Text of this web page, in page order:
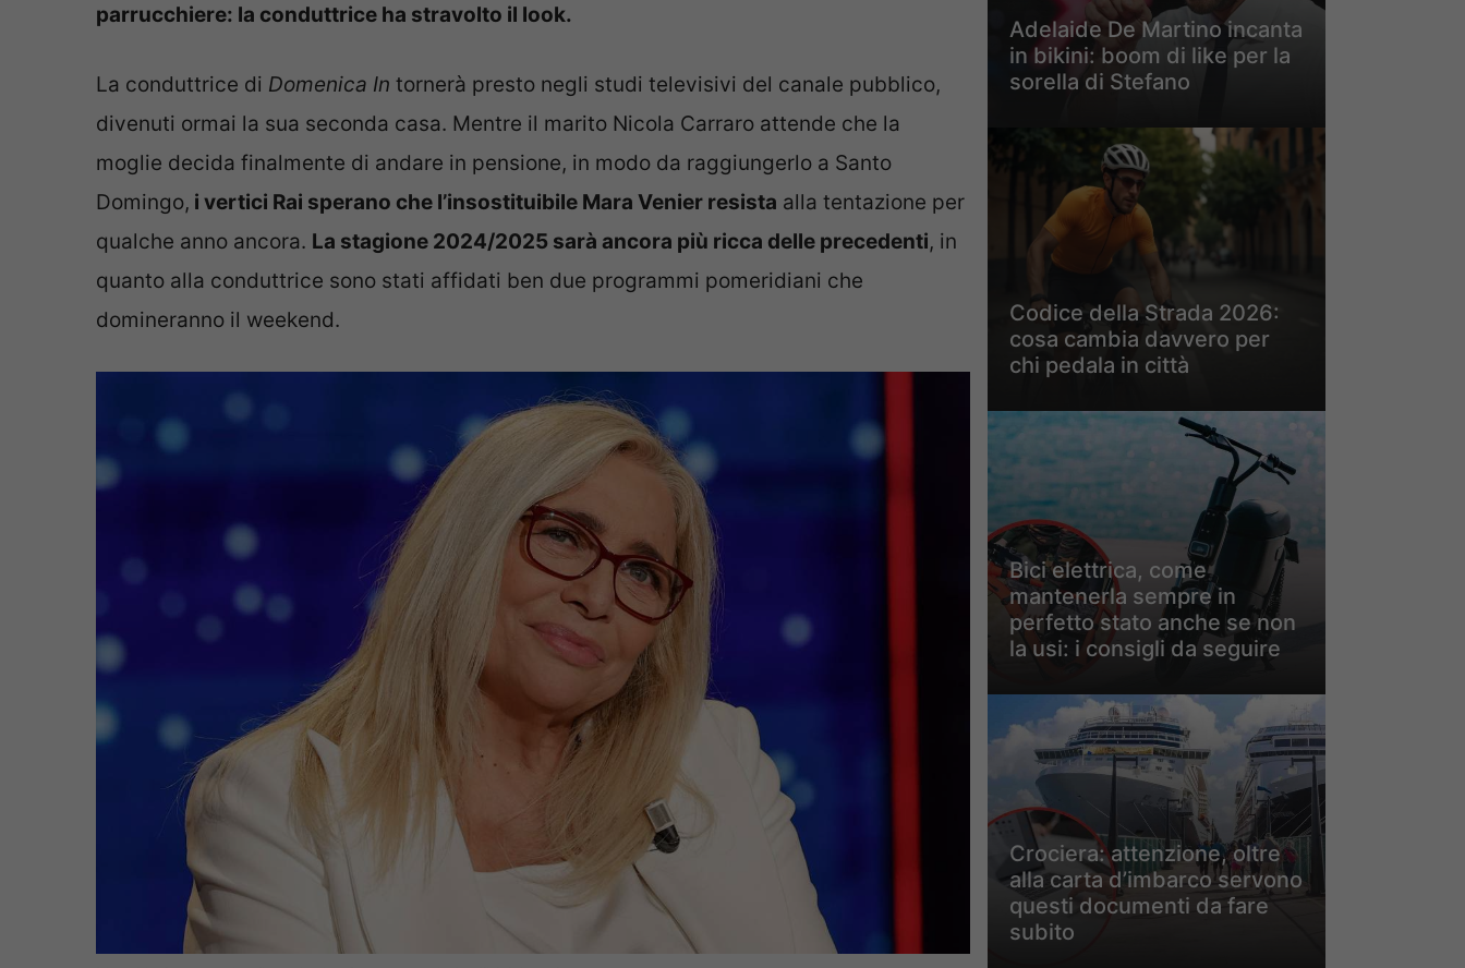
parrucchiere: la conduttrice ha stravolto il look.
La conduttrice di Domenica In tornerà presto negli studi televisivi del canale pubblico,
divenuti ormai la sua seconda casa. Mentre il marito Nicola Carraro attende che la
moglie decida finalmente di andare in pensione, in modo da raggiungerlo a Santo
Domingo, i vertici Rai sperano che l’insostituibile Mara Venier resista alla tentazione per
qualche anno ancora. La stagione 2024/2025 sarà ancora più ricca delle precedenti, in
quanto alla conduttrice sono stati affidati ben due programmi pomeridiani che
domineranno il weekend.
Adelaide De Martino incanta
in bikini: boom di like per la
sorella di Stefano
Codice della Strada 2026:
cosa cambia davvero per
chi pedala in città
Bici elettrica, come
mantenerla sempre in
perfetto stato anche se non
la usi: i consigli da seguire
Crociera: attenzione, oltre
alla carta d’imbarco servono
questi documenti da fare
subito